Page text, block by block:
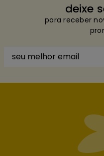
deixe
para receber